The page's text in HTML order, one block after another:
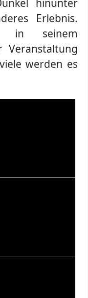
hinunter
Erlebnis.
in seinem
Veranstaltung
werden es